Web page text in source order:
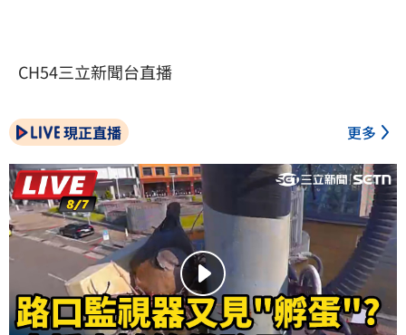
CH54三立新聞台直播
現正直播 更多